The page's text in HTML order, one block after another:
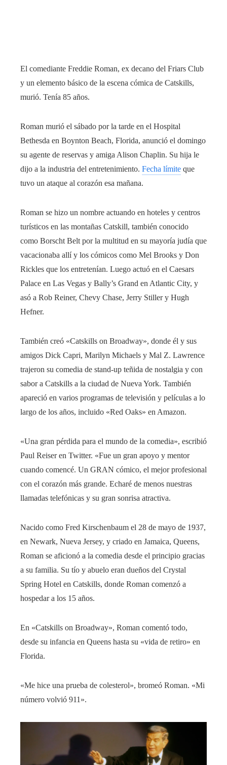
El comediante Freddie Roman, ex decano del Friars Club
y un elemento básico de la escena cómica de Catskills,
murió. Tenía 85 años.
Roman murió el sábado por la tarde en el Hospital
Bethesda en Boynton Beach, Florida, anunció el domingo
su agente de reservas y amiga Alison Chaplin. Su hija le
dijo a la industria del entretenimiento. Fecha límite que
tuvo un ataque al corazón esa mañana.
Roman se hizo un nombre actuando en hoteles y centros
turísticos en las montañas Catskill, también conocido
como Borscht Belt por la multitud en su mayoría judía que
vacacionaba allí y los cómicos como Mel Brooks y Don
Rickles que los entretenían. Luego actuó en el Caesars
Palace en Las Vegas y Bally’s Grand en Atlantic City, y
asó a Rob Reiner, Chevy Chase, Jerry Stiller y Hugh
Hefner.
También creó «Catskills on Broadway», donde él y sus
amigos Dick Capri, Marilyn Michaels y Mal Z. Lawrence
trajeron su comedia de stand-up teñida de nostalgia y con
sabor a Catskills a la ciudad de Nueva York. También
apareció en varios programas de televisión y películas a lo
largo de los años, incluido «Red Oaks» en Amazon.
«Una gran pérdida para el mundo de la comedia», escribió
Paul Reiser en Twitter. «Fue un gran apoyo y mentor
cuando comencé. Un GRAN cómico, el mejor profesional
con el corazón más grande. Echaré de menos nuestras
llamadas telefónicas y su gran sonrisa atractiva.
Nacido como Fred Kirschenbaum el 28 de mayo de 1937,
en Newark, Nueva Jersey, y criado en Jamaica, Queens,
Roman se aficionó a la comedia desde el principio gracias
a su familia. Su tío y abuelo eran dueños del Crystal
Spring Hotel en Catskills, donde Roman comenzó a
hospedar a los 15 años.
En «Catskills on Broadway», Roman comentó todo,
desde su infancia en Queens hasta su «vida de retiro» en
Florida.
«Me hice una prueba de colesterol», bromeó Roman. «Mi
número volvió 911».